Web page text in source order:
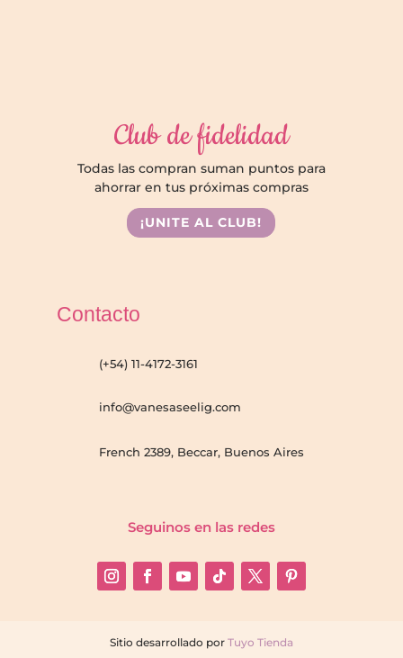
Club de fidelidad
Todas las compran suman puntos para
ahorrar en tus próximas compras
¡UNITE AL CLUB!
Contacto
(+54) 11-4172-3161
info@vanesaseelig.com
French 2389, Beccar, Buenos Aires
Seguinos en las redes
Sitio desarrollado porTuyo Tienda